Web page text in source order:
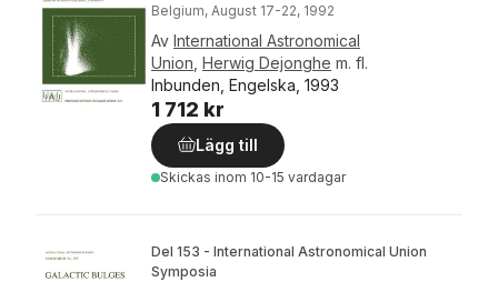
Belgium, August 17-22, 1992
Av International Astronomical
Union Herwig Dejonghe m. fl.
Inbunden, Engelska, 1993
1 712 kr
Lägg till
Skickas inom 10-15 vardagar
Del 153 - International Astronomical Union
Symposia